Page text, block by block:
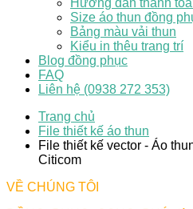
Size áo thun đồng
Bảng màu vải thun
Kiểu in thêu trang trí
Blog đồng phục
FAQ
Liên hệ (0938 272 353)
Trang chủ
File thiết kế áo thun
File thiết kế vector - Áo
Citicom
VỀ CHÚNG TÔI